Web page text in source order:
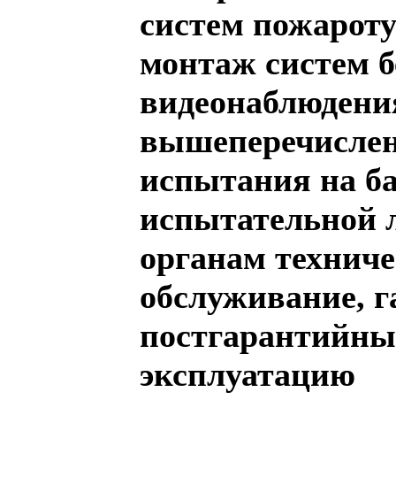
систем
монтаж систем
испытания на
испытательной
органам
обслуживание,
эксплуатацию